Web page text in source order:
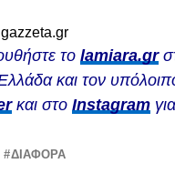
το lamiara.gr
και τον
και στο Instagram
ΔΙΆΦΟΡΑ